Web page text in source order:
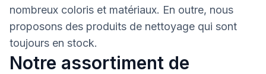
nombreux coloris et matériaux. En outre, nous
proposons des produits de nettoyage qui sont
toujours en stock.
Notre assortiment de